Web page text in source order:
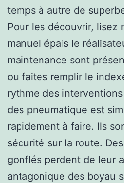
temps à autre de
Pour les découvrir, lisez
manuel épais le
maintenance sont
ou faites remplir le
rythme des
des pneumatique est
rapidement à faire. Ils
sécurité sur la route.
gonflés perdent de leur
antagonique des boyau